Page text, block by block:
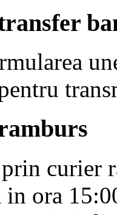
curier
in ora